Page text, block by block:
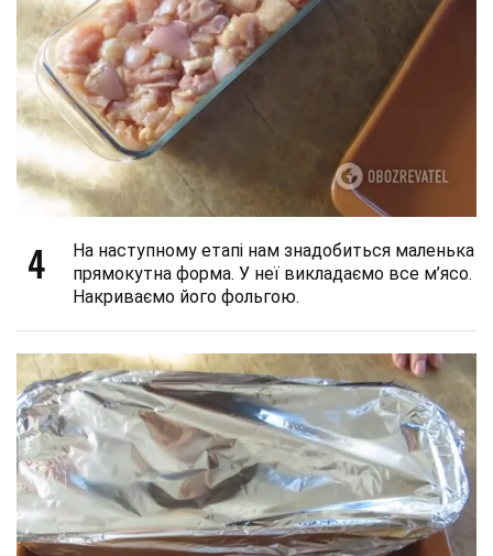
4
На наступному етапі нам знадобиться маленька
прямокутна форма. У неї викладаємо все м’ясо.
Накриваємо його фольгою.